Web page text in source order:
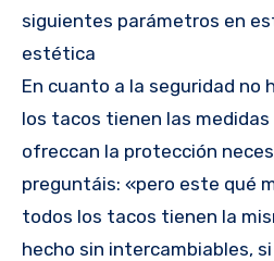
siguientes parámetros en
estética
En cuanto a la seguridad no
los tacos tienen las
ofreccan la protección
preguntáis: «pero este qué
todos los tacos tienen la
hecho sin intercambiables,